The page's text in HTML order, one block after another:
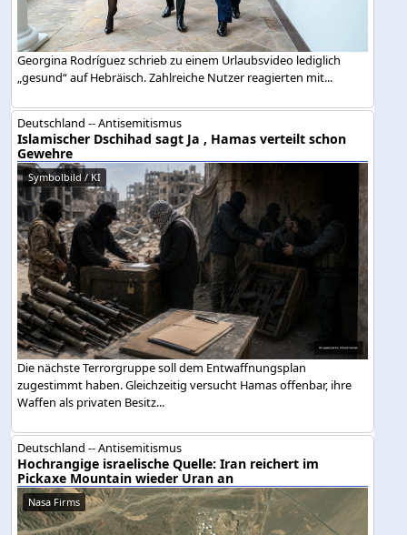
Georgina Rodríguez schrieb zu einem Urlaubsvideo lediglich
„gesund“ auf Hebräisch. Zahlreiche Nutzer reagierten mit...
Deutschland -- Antisemitismus
Islamischer Dschihad sagt Ja , Hamas verteilt schon
Gewehre
Symbolbild / KI
Die nächste Terrorgruppe soll dem Entwaffnungsplan
zugestimmt haben. Gleichzeitig versucht Hamas offenbar, ihre
Waffen als privaten Besitz...
Deutschland -- Antisemitismus
Hochrangige israelische Quelle: Iran reichert im
Pickaxe Mountain wieder Uran an
Nasa Firms